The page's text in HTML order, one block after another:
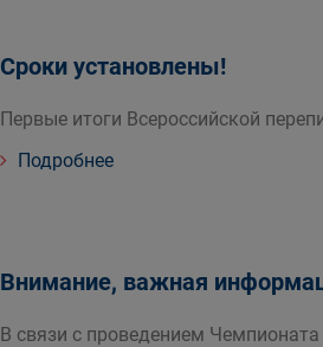
Сроки установлены!
Первые итоги Всероссийской
Подробнее
Внимание, важная
В связи с проведением